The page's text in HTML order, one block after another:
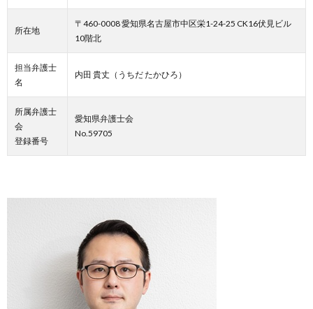
所在地
〒460-0008 愛知県名古屋市中区栄1-24-25 CK16伏見ビル
10階北
担当弁護士
名
内田 貴丈（うちだ たかひろ）
所属弁護士
会
登録番号
愛知県弁護士会
No.59705